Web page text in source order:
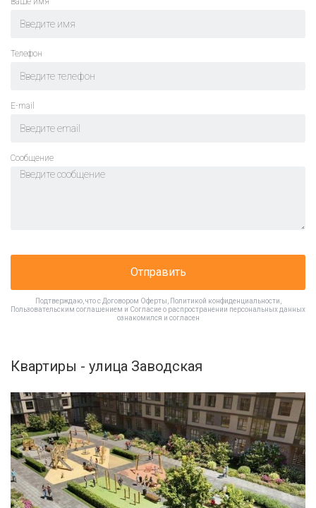
Телефон
E-mail
Cообщение
Отправить
Подтверждаю, что с Договором Оферты Политикой конфиденциальности
Пользовательским соглашением и Согласие о распространении персональных данных
ознакомился и согласен
Квартиры - улица Заводская